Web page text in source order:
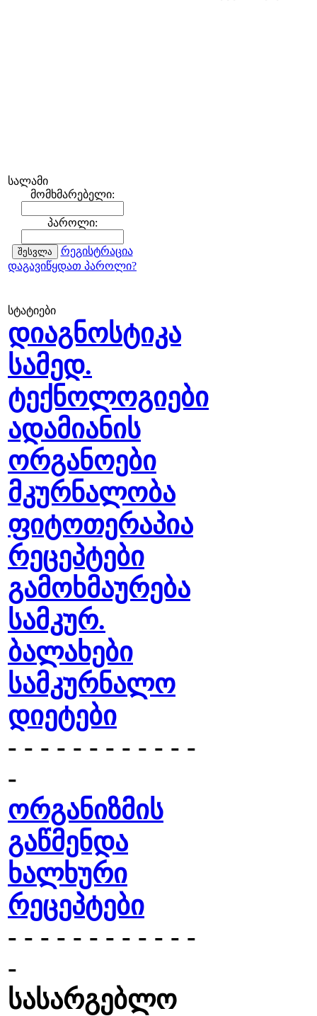
სალამი
მომხმარებელი:
პაროლი:
რეგისტრაცია
დაგავიწყდათ პაროლი?
სტატიები
დიაგნოსტიკა
სამედ.
ტექნოლოგიები
ადამიანის
ორგანოები
მკურნალობა
ფიტოთერაპია
რეცეპტები
გამოხმაურება
სამკურ.
ბალახები
სამკურნალო
დიეტები
- - - - - - - - - - - -
-
ორგანიზმის
გაწმენდა
ხალხური
რეცეპტები
- - - - - - - - - - - -
-
სასარგებლო